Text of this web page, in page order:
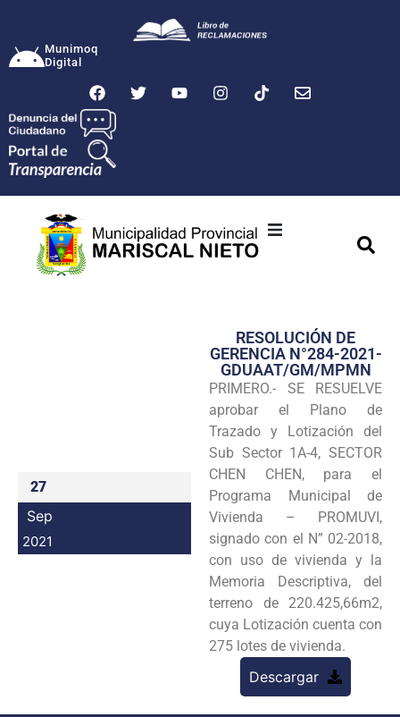
Munimoq
Digital
Transparencia
Seguridad
Programas
Intranet
27
Sep
2021
RESOLUCIÓN DE
GERENCIA N°284-2021-
GDUAAT/GM/MPMN
PRIMERO.- SE RESUELVE
aprobar el Plano de
Trazado y Lotización del
Sub Sector 1A-4, SECTOR
CHEN CHEN, para el
Programa Municipal de
Vivienda – PROMUVI,
signado con el N” 02-2018,
con uso de vivienda y la
Memoria Descriptiva, del
terreno de 220.425,66m2,
cuya Lotización cuenta con
275 lotes de vivienda.
Descargar